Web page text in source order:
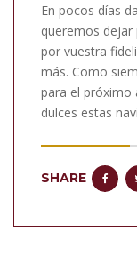
En pocos días
queremos dejar
por vuestra
más. Como
para el próximo
dulces estas
SHARE